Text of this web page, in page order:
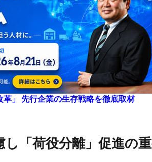
」 先行企業の生存戦略を徹底取材